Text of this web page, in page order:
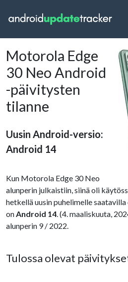
Motorola Edge
30 Neo Android
-päivitysten
tilanne
Uusin Android-versio:
Android 14
Kun Motorola Edge 30 Neo
alunperin julkaistiin, siinä oli
hetkellä uusin puhelimelle
onAndroid 14. (4. maaliskuuta,
alunperin 9 / 2022.
Tulossa olevat